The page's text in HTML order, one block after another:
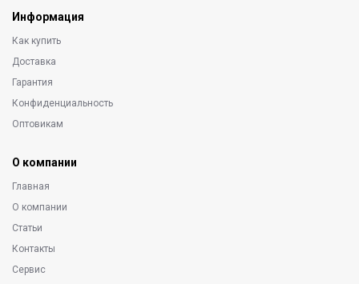
Информация
Как купить
Доставка
Гарантия
Конфиденциальность
Оптовикам
О компании
Главная
О компании
Статьи
Контакты
Сервис